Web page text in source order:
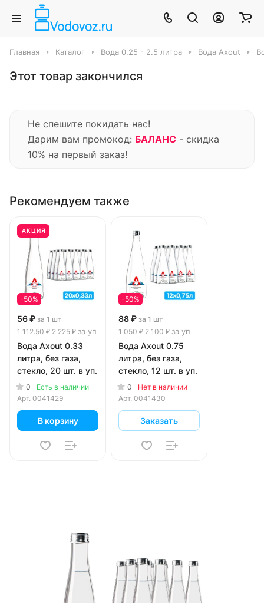
Главная Каталог Вода 0.25 - 2.5 литра Вода Axout
Этот товар закончился
Не спешите покидать нас!
Дарим вам промокод: БАЛАНС - скидка
10% на первый заказ!
Рекомендуем также
АКЦИЯ
-50%
56 ₽ за 1 шт
1 112.50 ₽ 2 225 ₽ за уп
Вода Axout 0.33
литра, без газа,
стекло, 20 шт. в уп.
0
Есть в наличии
Арт. 0041429
В корзину
-50%
88 ₽ за 1 шт
1 050 ₽ 2 100 ₽ за уп
Вода Axout 0.75
литра, без газа,
стекло, 12 шт. в уп.
0
Нет в наличии
Арт. 0041430
Заказать